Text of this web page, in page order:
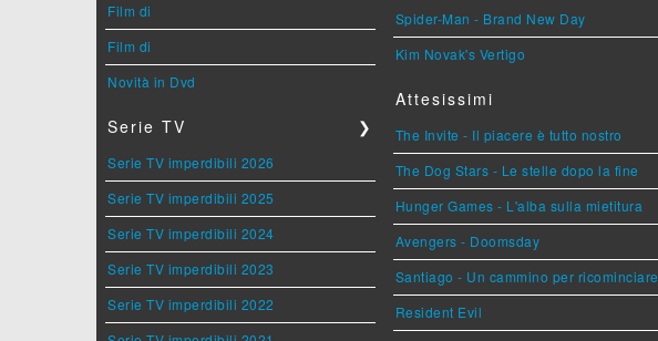
Film di
Film di
Novità in Dvd
Serie TV ❯
Serie TV imperdibili 2026
Serie TV imperdibili 2025
Serie TV imperdibili 2024
Serie TV imperdibili 2023
Serie TV imperdibili 2022
Spider-Man - Brand New Day
Kim Novak's Vertigo
Attesissimi
The Invite - Il piacere è tutto nostro
The Dog Stars - Le stelle dopo la fine
Hunger Games - L'alba sulla mietitura
Avengers - Doomsday
Santiago - Un cammino per ricominciare
Resident Evil